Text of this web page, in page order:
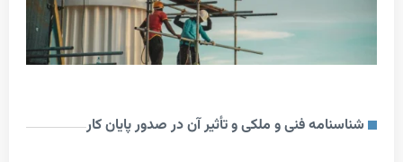
فنی و ملکی و تأثیر آن در صدور پایان کار